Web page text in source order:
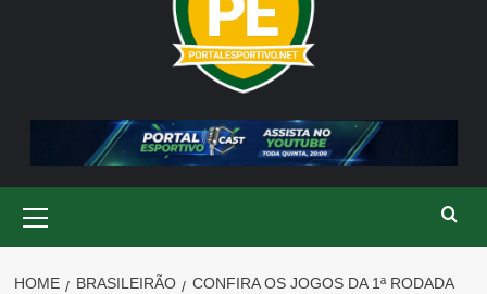
Menu
HOME BRASILEIRÃO
CONFIRA OS JOGOS DA 1ª RODADA